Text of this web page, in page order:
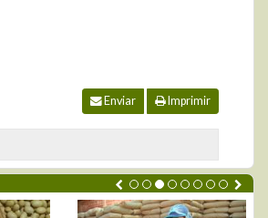
Enviar Imprimir